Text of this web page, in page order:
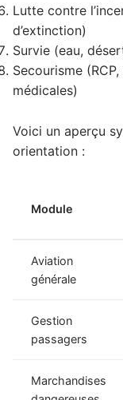
Lutte contre
d’extinction)
Survie (eau,
Secourisme
médicales)
Voici un aperçu
orientation :
Module
Aviation
générale
Gestion
passagers
Marchandises